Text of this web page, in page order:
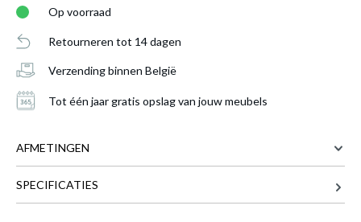
Op voorraad
Retourneren tot 14 dagen
Verzending binnen België
Tot één jaar gratis opslag van jouw meubels
AFMETINGEN
SPECIFICATIES